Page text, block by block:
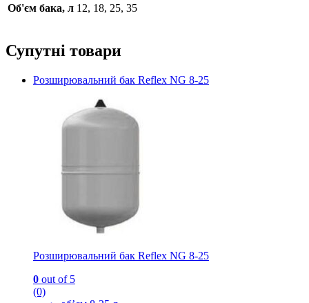
Об'єм бака, л 12, 18, 25, 35
Супутні товари
Розширювальний бак Reflex NG 8-25
Розширювальний бак Reflex NG 8-25
0 out of 5
(0)